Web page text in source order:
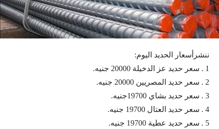
ننشرأسعار الحديد اليوم:
1 . سعر حديد عز الدخيلة 20000 جنيه.
2 . سعر حديد المصريين 20000 جنيه.
3 . سعر حديد بشاي 19700جنيه.
4 . سعر حديد العتال 19700 جنيه.
5 . سعر حديد عطية 19700 جنيه.